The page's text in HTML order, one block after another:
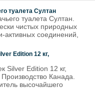
туалета Султан
туалета Султан.
чистых природных
активных соединений,
Edition 12 кг,
Silver Edition 12 кг,
Канада.
высочайшего